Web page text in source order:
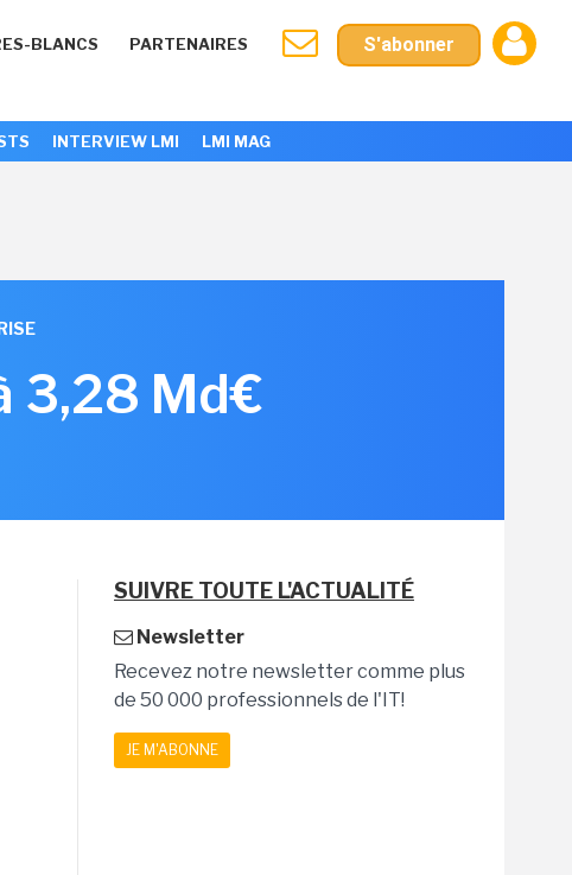
BLANCS PARTENAIRES S'abonner
INTERVIEW LMI LMI MAG
3,28 Md€
SUIVRE TOUTE L'ACTUALITÉ
Newsletter
Recevez notre newsletter comme plus
de 50 000 professionnels de l'IT!
JE M'ABONNE